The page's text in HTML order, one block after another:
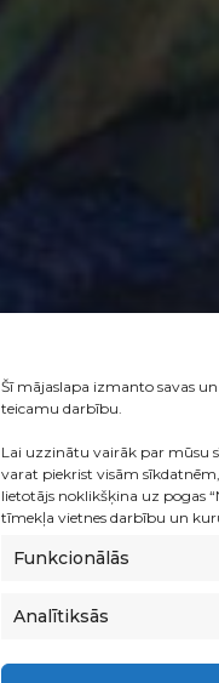
Šī mājaslapa izmanto savas
teicamu darbību.
Lai uzzinātu vairāk par mūsu
varat piekrist visām
lietotājs noklikšķina uz pogas
tīmekļa vietnes darbību un
Funkcionālās
Analītiksās